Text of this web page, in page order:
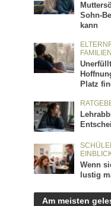
Sohn-
kann
Platz
Wenn
lustig
Am meisten